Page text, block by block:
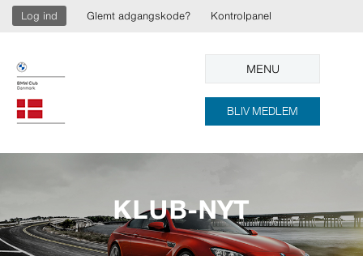
Log ind Glemt adgangskode? Kontrolpanel
MENU
BLIV MEDLEM
KLUB-NYT